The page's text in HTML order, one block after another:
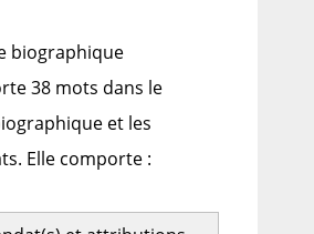
biographique
38 mots dans le
et les
Elle comporte :